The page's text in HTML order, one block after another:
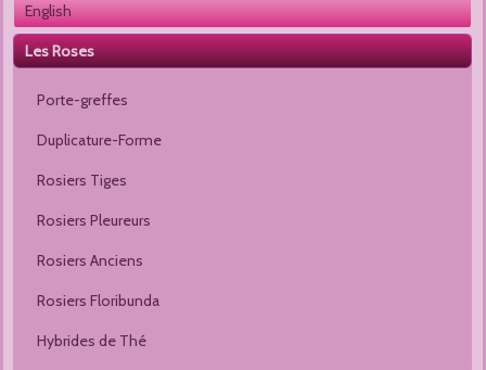
English
Les Roses
Porte-greffes
Duplicature-Forme
Rosiers Tiges
Rosiers Pleureurs
Rosiers Anciens
Rosiers Floribunda
Hybrides de Thé